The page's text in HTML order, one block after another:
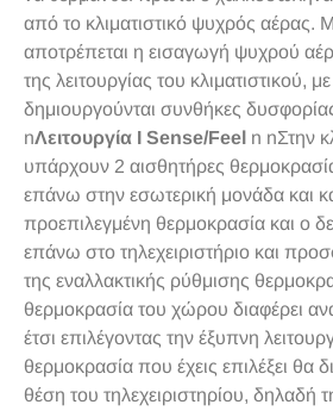
από το κλιματιστικό ψυχρός αέρας.
αποτρέπεται η εισαγωγή ψυχρού
της λειτουργίας του κλιματιστικού,
δημιουργούνται συνθήκες
nΛειτουργία I Sense/Feel n nΣτην
υπάρχουν 2 αισθητήρες
επάνω στην εσωτερική μονάδα και
προεπιλεγμένη θερμοκρασία και ο
επάνω στο τηλεχειριστήριο και
της εναλλακτικής ρύθμισης
θερμοκρασία του χώρου διαφέρει
έτσι επιλέγοντας την έξυπνη
θερμοκρασία που έχεις επιλέξει θα
θέση του τηλεχειριστηρίου, δηλαδή